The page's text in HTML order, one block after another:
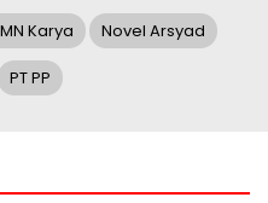
Karya Novel Arsyad
PT PP